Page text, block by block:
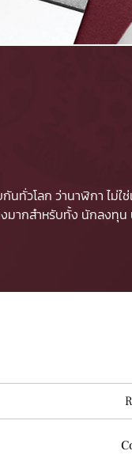
นทั่วโลก ว่านาฬิกา ไม่
มากสำหรับทั้ง นักลงทุ